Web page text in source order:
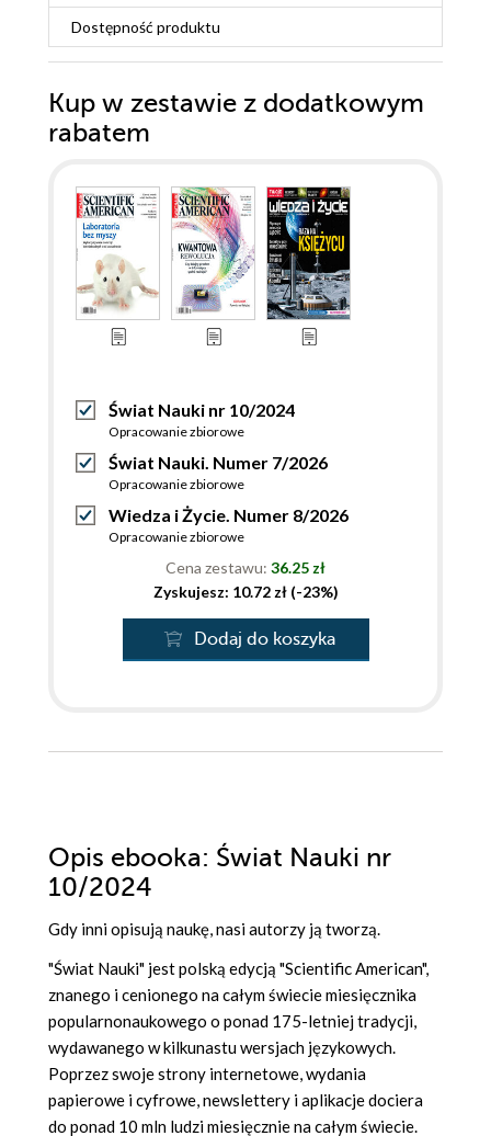
Dostępność produktu
Kup w zestawie z dodatkowym
rabatem
Świat Nauki nr 10/2024
Opracowanie zbiorowe
Świat Nauki. Numer 7/2026
Opracowanie zbiorowe
Wiedza i Życie. Numer 8/2026
Opracowanie zbiorowe
Cena zestawu: 36.25 zł
Zyskujesz: 10.72 zł (-23%)
Dodaj do koszyka
Opis ebooka: Świat Nauki nr
10/2024
Gdy inni opisują naukę, nasi autorzy ją tworzą.
"Świat Nauki" jest polską edycją "Scientific American",
znanego i cenionego na całym świecie miesięcznika
popularnonaukowego o ponad 175-letniej tradycji,
wydawanego w kilkunastu wersjach językowych.
Poprzez swoje strony internetowe, wydania
papierowe i cyfrowe, newslettery i aplikacje dociera
do ponad 10 mln ludzi miesięcznie na całym świecie.